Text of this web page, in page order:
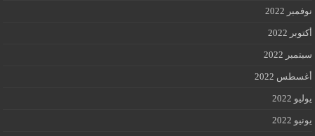
نوفمبر 2022
أكتوبر 2022
سبتمبر 2022
أغسطس 2022
يوليو 2022
يونيو 2022